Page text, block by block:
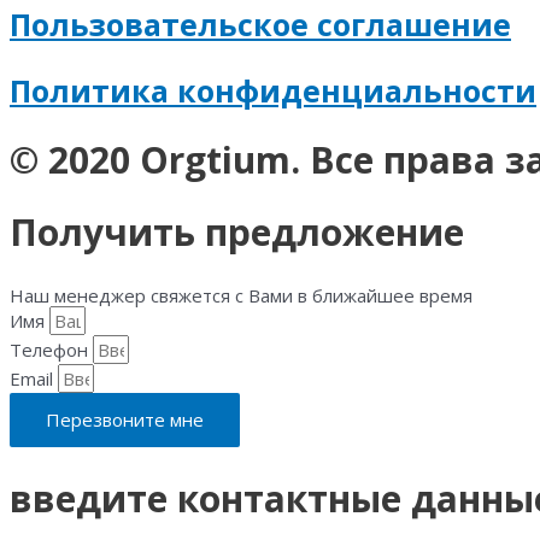
Пользовательское соглашение
Политика конфиденциальности​
© 2020 Orgtium. Все права
Получить предложение
Наш менеджер свяжется с Вами в ближайшее время
Имя
Телефон
Email
Перезвоните мне
введите контактные